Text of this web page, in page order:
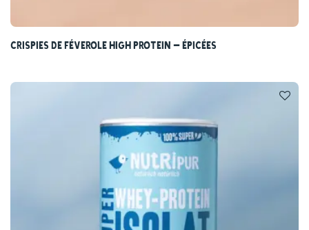
Crispies de féverole High Protein – Épicées